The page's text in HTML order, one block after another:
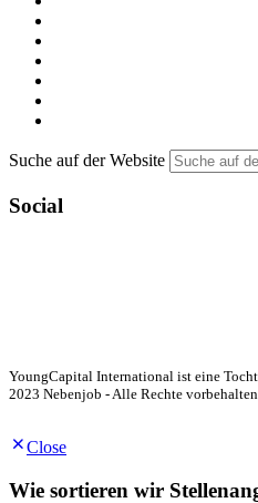
Suche auf der Website
Social
YoungCapital International ist eine
2023 Nebenjob - Alle Rechte vorbehalten
Close
Wie sortieren wir